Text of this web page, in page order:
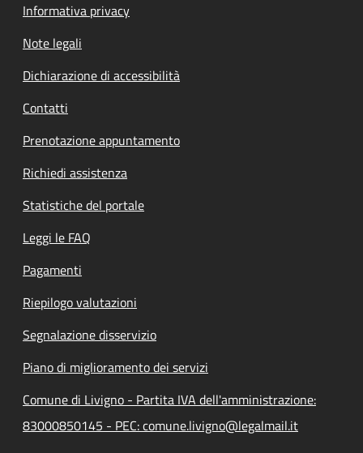
Informativa privacy
Note legali
Dichiarazione di accessibilità
Contatti
Prenotazione appuntamento
Richiedi assistenza
Statistiche del portale
Leggi le FAQ
Pagamenti
Riepilogo valutazioni
Segnalazione disservizio
Piano di miglioramento dei servizi
Comune di Livigno - Partita IVA dell'amministrazione:
83000850145 - PEC: comune.livigno@legalmail.it